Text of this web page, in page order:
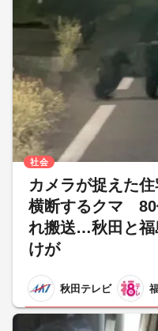
カメラが捉えた
横断するクマ 80
れ搬送…秋田と福
けが
秋田テレビ
社会